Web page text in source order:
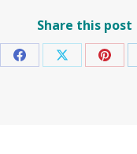
Share this post
Share Share Share